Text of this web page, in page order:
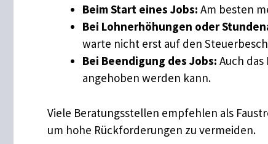
Beim Start eines Jobs: Am besten
Bei Lohnerhöhungen oder
warte nicht erst auf den
Bei Beendigung des Jobs: Auch
angehoben werden kann.
Viele Beratungsstellen empfehlen als
um hohe Rückforderungen zu vermeiden.